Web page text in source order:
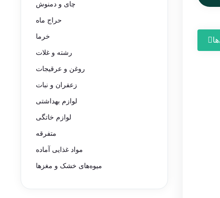
چای و دمنوش
حراج ماه
خرما
رشته و غلات
روغن و عرقیجات
زعفران و نبات
لوازم بهداشتی
لوازم خاتگی
متفرقه
مواد غذایی آماده
میوه‌های خشک و مغزها